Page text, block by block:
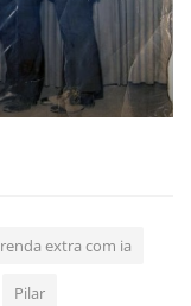
renda extra com ia
Pilar